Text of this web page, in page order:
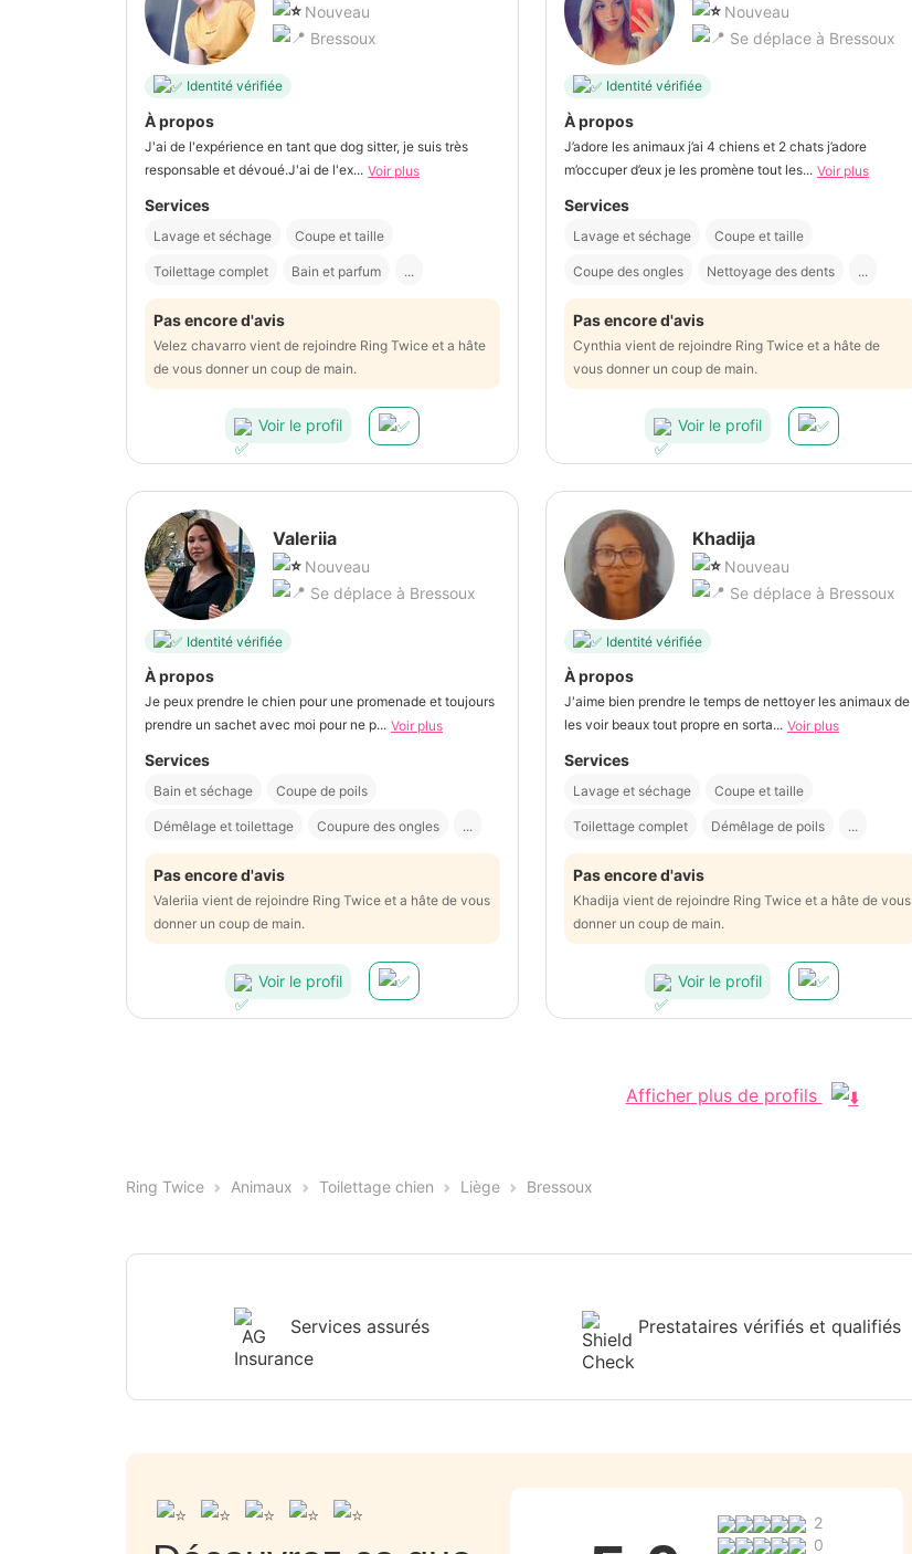
Nouveau
Bressoux
Identité vérifiée
À propos
J'ai de l'expérience en tant que dog sitter, je suis très
responsable et dévoué.J'ai de l'ex... Voir plus
Services
Lavage et séchage Coupe et taille
Toilettage complet Bain et parfum ...
Pas encore d'avis
Velez chavarro vient de rejoindre Ring Twice et a hâte
de vous donner un coup de main.
Voir le profil
Nouveau
Se déplace à Bressoux
Identité vérifiée
À propos
J’adore les animaux j’ai 4 chiens et 2 chats j’adore
m’occuper d’eux je les promène tout les... Voir plus
Services
Lavage et séchage Coupe et taille
Coupe des ongles Nettoyage des dents ...
Pas encore d'avis
Cynthia vient de rejoindre Ring Twice et a hâte de
vous donner un coup de main.
Voir le profil
Valeriia
Nouveau
Se déplace à Bressoux
Identité vérifiée
À propos
Je peux prendre le chien pour une promenade et toujours
prendre un sachet avec moi pour ne p... Voir plus
Services
Bain et séchage Coupe de poils
Démêlage et toilettage Coupure des ongles ...
Pas encore d'avis
Valeriia vient de rejoindre Ring Twice et a hâte de vous
donner un coup de main.
Voir le profil
Khadija
Nouveau
Se déplace à Bressoux
Identité vérifiée
À propos
J'aime bien prendre le temps de nettoyer les animaux de
les voir beaux tout propre en sorta... Voir plus
Services
Lavage et séchage Coupe et taille
Toilettage complet Démêlage de poils ...
Pas encore d'avis
Khadija vient de rejoindre Ring Twice et a hâte de vous
donner un coup de main.
Voir le profil
Afficher plus de profils
Ring Twice Animaux Toilettage chien Liège Bressoux
Services assurés Prestataires vérifiés et qualifiés
2
0